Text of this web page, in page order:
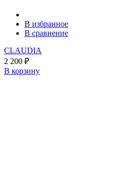
В избранное
В сравнение
CLAUDIA
2 200 ₽
В корзину